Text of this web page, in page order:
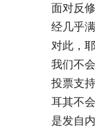
面对反
经几乎
对此，
我们不
投票支
耳其不
是发自